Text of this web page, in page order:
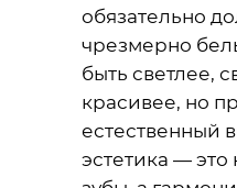
обязательно
чрезмерно
быть светлее,
красивее, но
естественный
эстетика —